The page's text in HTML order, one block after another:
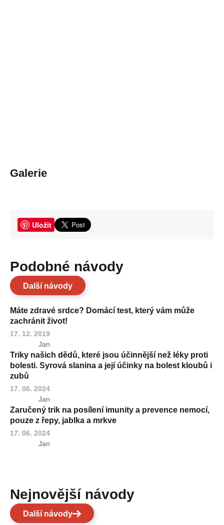
Galerie
Uložit
Podobné návody
Další návody
Máte zdravé srdce? Domácí test, který vám může
zachránit život!
17. 12. 2019
Jan
Triky našich dědů, které jsou účinnější než léky proti
bolesti. Syrová slanina a její účinky na bolest kloubů i
zubů
17. 06. 2024
Jan
Zaručený trik na posílení imunity a prevence nemocí,
pouze z řepy, jablka a mrkve
17. 06. 2024
Jan
Nejnovější návody
Další návody